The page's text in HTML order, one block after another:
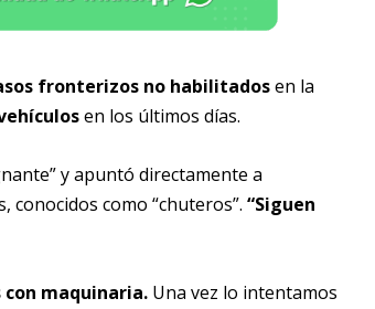
fronterizos no habilitadosen la
en los últimos días.
y apuntó directamente a
conocidos como “chuteros”. “Siguen
maquinaria. Una vez lo intentamos